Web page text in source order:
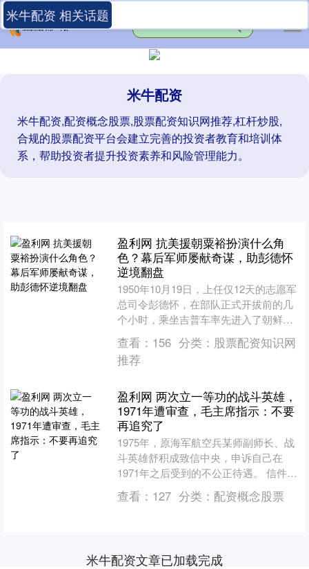
米牛配资
米牛配资,配资概念股票,股票配资知识网推荐,杠杆炒股,
合规的股票配资平台会建立完善的投资者教育和培训体
系，帮助投资者提升投资素养和风险管理能力。
米牛配资 相关话题
盈利网 抗美援朝粟裕扮演什么角
色？幕后军师屡献奇谋，助彭德怀
逆境翻盘
1950年10月19日，上任仅12天的志愿军
总司令彭德怀，在部队正式开拔前的几
个小时，乘坐吉普车率先进入了朝鲜境
内。而与此同时，正在青岛疗养的粟裕
病情进一步加重....
查看： 156 分类： 股票配资知识网
推荐
盈利网 两次立一等功的战斗英雄，
1971年遭审查，毛主席指示：不要
再追究了
1975年，原海军航空兵某师副师长、战
斗英雄舒积成致信中央，申诉自己在
1971年之后受到的不公正待遇。 信件最
终被呈报给毛主席，主席阅信后，作出
批示，要求以“人....
查看： 127 分类： 配资概念股票
米牛配资文章已加载完成